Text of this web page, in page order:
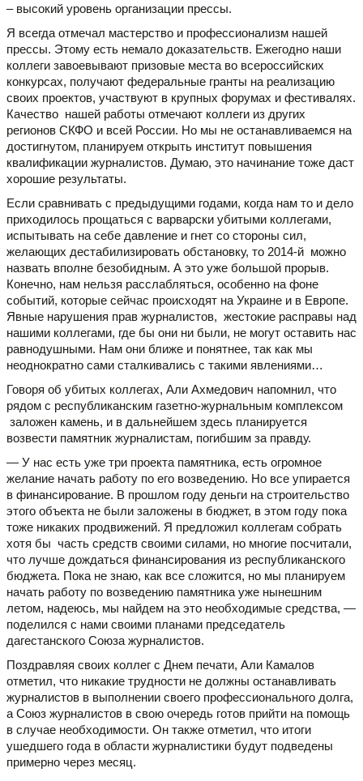
– высокий уровень организации прессы.
Я всегда отмечал мастерство и профессионализм нашей
прессы. Этому есть немало доказательств. Ежегодно наши
коллеги завоевывают призовые места во всероссийских
конкурсах, получают федеральные гранты на реализацию
своих проектов, участвуют в крупных форумах и фестивалях.
Качество нашей работы отмечают коллеги из других
регионов СКФО и всей России. Но мы не останавливаемся на
достигнутом, планируем открыть институт повышения
квалификации журналистов. Думаю, это начинание тоже даст
хорошие результаты.
Если сравнивать с предыдущими годами, когда нам то и дело
приходилось прощаться с варварски убитыми коллегами,
испытывать на себе давление и гнет со стороны сил,
желающих дестабилизировать обстановку, то 2014-й можно
назвать вполне безобидным. А это уже большой прорыв.
Конечно, нам нельзя расслабляться, особенно на фоне
событий, которые сейчас происходят на Украине и в Европе.
Явные нарушения прав журналистов, жестокие расправы над
нашими коллегами, где бы они ни были, не могут оставить нас
равнодушными. Нам они ближе и понятнее, так как мы
неоднократно сами сталкивались с такими явлениями…
Говоря об убитых коллегах, Али Ахмедович напомнил, что
рядом с республиканским газетно-журнальным комплексом
заложен камень, и в дальнейшем здесь планируется
возвести памятник журналистам, погибшим за правду.
— У нас есть уже три проекта памятника, есть огромное
желание начать работу по его возведению. Но все упирается
в финансирование. В прошлом году деньги на строительство
этого объекта не были заложены в бюджет, в этом году пока
тоже никаких продвижений. Я предложил коллегам собрать
хотя бы часть средств своими силами, но многие посчитали,
что лучше дождаться финансирования из республиканского
бюджета. Пока не знаю, как все сложится, но мы планируем
начать работу по возведению памятника уже нынешним
летом, надеюсь, мы найдем на это необходимые средства, —
поделился с нами своими планами председатель
дагестанского Союза журналистов.
Поздравляя своих коллег с Днем печати, Али Камалов
отметил, что никакие трудности не должны останавливать
журналистов в выполнении своего профессионального долга,
а Союз журналистов в свою очередь готов прийти на помощь
в случае необходимости. Он также отметил, что итоги
ушедшего года в области журналистики будут подведены
примерно через месяц.